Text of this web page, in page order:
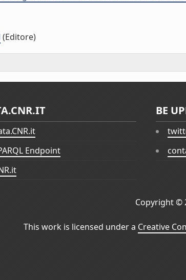
(Editore)
Endpoint
BE
Copyright ©
This work is licensed under a Creative